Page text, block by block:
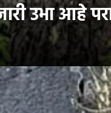
उभा आहे